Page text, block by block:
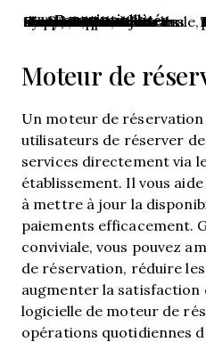
Fonctionnalités essentielles
Gestion centralisée des stocks, Mises à jour en temps réel des disponibilités de chambres, Gestion des tarifs, Gestion des réservations, Distribution multi-canale, Synchronisation automatique avec les OTAs, Rapports et analyses, Contrôles d'accès utilisateur Intégration
Moteur de
Un moteur de
utilisateurs de réserver
services directement via
établissement. Il vous
à mettre à jour la
paiements efficacement.
conviviale, vous pouvez
de réservation, réduire
augmenter la satisfaction
logicielle de moteur de
opérations quotidiennes